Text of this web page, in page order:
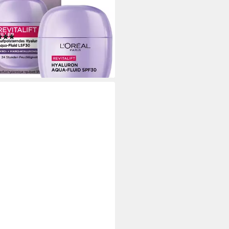
HYALURON
FLUID LSF 30, verfeinert das
(2)
€
€/ 1 l)
- in 1-2 Werktagen bei dir